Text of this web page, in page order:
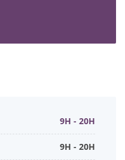
9H - 20H
9H - 20H